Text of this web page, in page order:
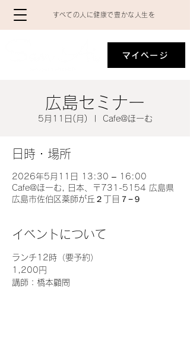
​すべての人に健康で豊かな人生を
マイページ
広島セミナー
5月11日(月) Cafe@ほーむ
日時・場所
2026年5月11日 13:30 – 16:00
Cafe@ほーむ, 日本、〒731-5154 広島県
広島市佐伯区薬師が丘２丁目７−９
イベントについて
ランチ12時（要予約）
1,200円
講師：橋本顧問